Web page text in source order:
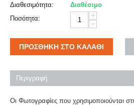
Διαθεσιμότητα:
Διαθέσιμο
Ποσότητα:
+
−
ΠΡΟΣΘΉΚΗ ΣΤΟ ΚΑΛΆΘΙ
Περιγραφή
Οι Φωτογραφίες που χρησιμοποιούνται